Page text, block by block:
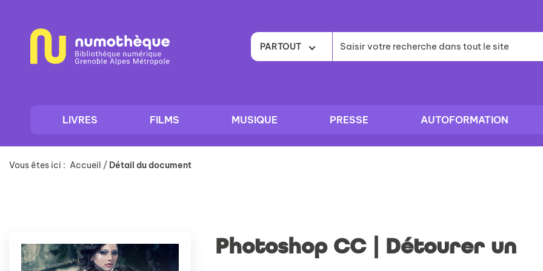
contenu
PARTOUT
LIVRES FILMS MUSIQUE PRESSE AUTOFORMATION
Vous êtes ici : Accueil / Détail du document
Photoshop CC | Détourer un